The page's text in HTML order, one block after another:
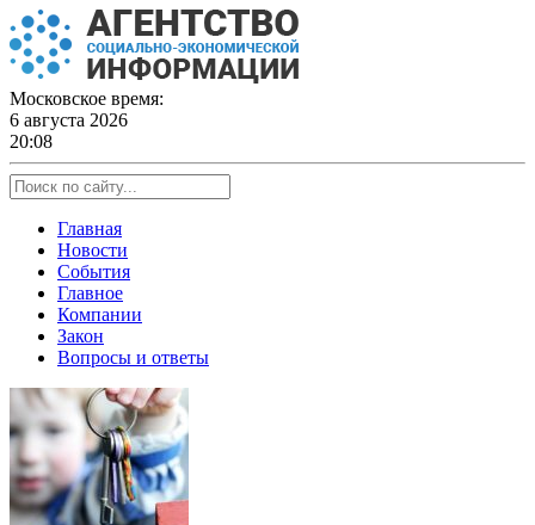
Skip
to
content
Московское время:
6 августа 2026
20:08
Главная
Новости
События
Главное
Компании
Закон
Вопросы и ответы